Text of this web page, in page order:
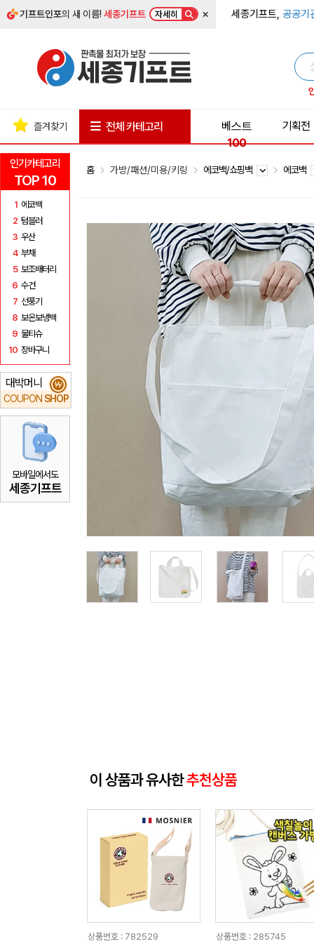
기프트인포의 새 이름!세종기프트 자세히 × 세종기프트, 공공기
인기카테고리
TOP 10
1 에코백
2 텀블러
3 우산
4 부채
5 보조배터리
6 수건
7 선풍기
8 보온보냉백
9 물티슈
10 장바구니
대박머니
COUPON SHOP
₩
모바일에서도
세종기프트
즐겨찾기 전체 카테고리
베스트
100
기획전
홈 가방/패션/미용/키링 에코백/쇼핑백 에코백
이 상품과 유사한추천상품
상품번호 : 782529
상품번호 : 285745